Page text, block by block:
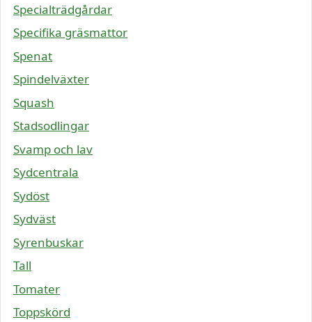
Specialträdgårdar
Specifika gräsmattor
Spenat
Spindelväxter
Squash
Stadsodlingar
Svamp och lav
Sydcentrala
Sydöst
Sydväst
Syrenbuskar
Tall
Tomater
Toppskörd